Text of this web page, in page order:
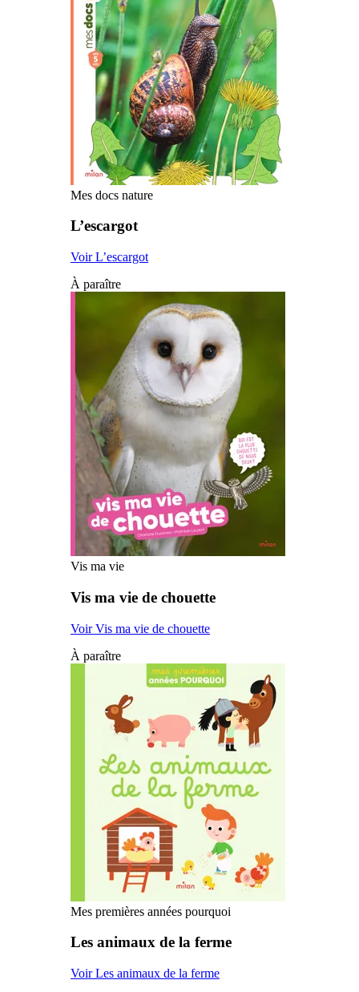
Mes docs nature
L’escargot
Voir L’escargot
À paraître
Vis ma vie
Vis ma vie de chouette
Voir Vis ma vie de chouette
À paraître
Mes premières années pourquoi
Les animaux de la ferme
Voir Les animaux de la ferme